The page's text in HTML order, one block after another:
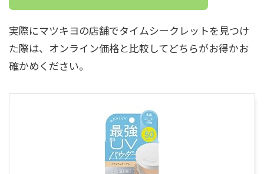
実際にマツキヨの店舗でタイムシークレットを見つけ
た際は、オンライン価格と比較してどちらがお得かお
確かめください。